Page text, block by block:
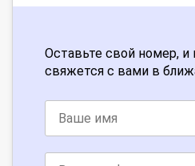
Оставьте свой номер, и
свяжется с вами в